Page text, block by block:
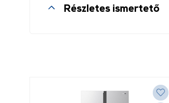
Részletes ismertető